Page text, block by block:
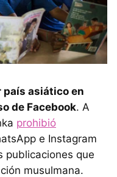
país asiático en
de Facebook. A
prohibió
e Instagram
publicaciones que
musulmana.